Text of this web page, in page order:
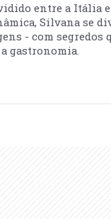
entre a Itália
Silvana se
- com segredos
gastronomia.